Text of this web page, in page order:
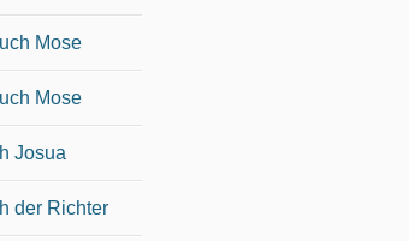
Mose
Mose
Josua
der Richter